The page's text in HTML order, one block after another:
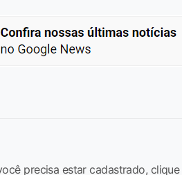
precisa estar cadastrado, clique